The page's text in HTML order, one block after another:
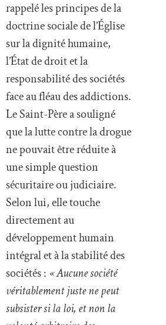
rappelé les principes de la
doctrine sociale de l’Église
sur la dignité humaine,
l’État de droit et la
responsabilité des sociétés
face au fléau des addictions.
Le Saint-Père a souligné
que la lutte contre la drogue
ne pouvait être réduite à
une simple question
sécuritaire ou judiciaire.
Selon lui, elle touche
directement au
développement humain
intégral et à la stabilité des
sociétés : « Aucune société
véritablement juste ne peut
subsister si la loi, et non la